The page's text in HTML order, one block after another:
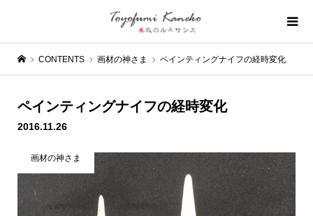
CONTENTS 画材の神さま ペインティングナイフの経時変化
ペインティングナイフの経時変化
2016.11.26
画材の神さま